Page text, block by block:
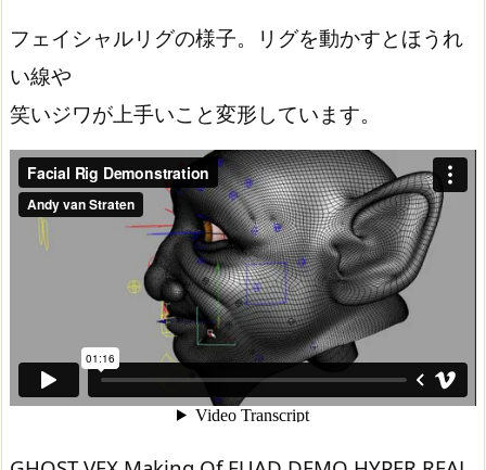
フェイシャルリグの様子。リグを動かすとほうれ
い線や
笑いジワが上手いこと変形しています。